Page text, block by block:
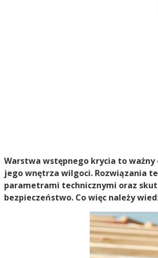
Warstwa wstępnego krycia to
jego wnętrza wilgoci. Rozwiązania
parametrami technicznymi oraz
bezpieczeństwo. Co więc należy